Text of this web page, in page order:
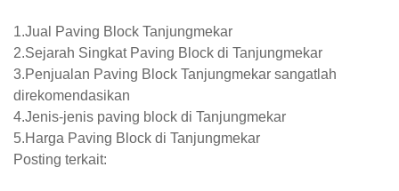
1.Jual Paving Block Tanjungmekar
2.Sejarah Singkat Paving Block di Tanjungmekar
3.Penjualan Paving Block Tanjungmekar sangatlah
direkomendasikan
4.Jenis-jenis paving block di Tanjungmekar
5.Harga Paving Block di Tanjungmekar
Posting terkait: